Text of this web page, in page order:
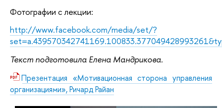
Фотографии с лекции:
http://www.facebook.com/media/set/?
Текст подготовила Елена Мандрикова.
Презентация «Мотивационная сторона управления
организациями», Ричард Райан